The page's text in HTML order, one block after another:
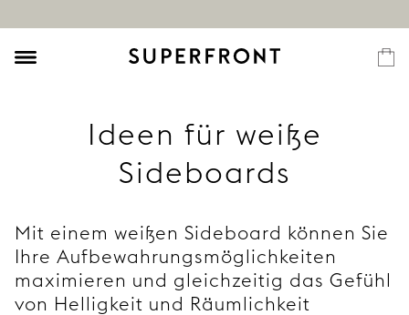
Ideen für weiße
Sideboards
Mit einem weißen Sideboard können Sie
Ihre Aufbewahrungsmöglichkeiten
maximieren und gleichzeitig das Gefühl
von Helligkeit und Räumlichkeit